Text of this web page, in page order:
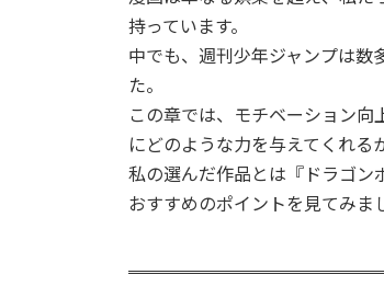
持っています。
中でも、週刊少年ジャンプは数
た。
この章では、モチベーション
にどのような力を与えてくれる
私の選んだ作品とは『ドラゴン
おすすめのポイントを見てみま